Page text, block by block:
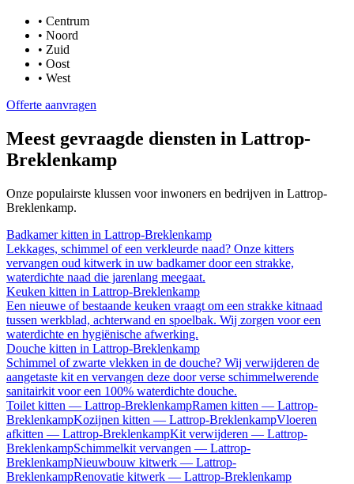
• Centrum
• Noord
• Zuid
• Oost
• West
Offerte aanvragen
Meest gevraagde diensten in Lattrop-
Breklenkamp
Onze populairste klussen voor inwoners en bedrijven in Lattrop-
Breklenkamp.
Badkamer kitten in Lattrop-Breklenkamp
Lekkages, schimmel of een verkleurde naad? Onze kitters
vervangen oud kitwerk in uw badkamer door een strakke,
waterdichte naad die jarenlang meegaat.
Keuken kitten in Lattrop-Breklenkamp
Een nieuwe of bestaande keuken vraagt om een strakke kitnaad
tussen werkblad, achterwand en spoelbak. Wij zorgen voor een
waterdichte en hygiënische afwerking.
Douche kitten in Lattrop-Breklenkamp
Schimmel of zwarte vlekken in de douche? Wij verwijderen de
aangetaste kit en vervangen deze door verse schimmelwerende
sanitairkit voor een 100% waterdichte douche.
Toilet kitten — Lattrop-BreklenkampRamen kitten — Lattrop-
BreklenkampKozijnen kitten — Lattrop-BreklenkampVloeren
afkitten — Lattrop-BreklenkampKit verwijderen — Lattrop-
BreklenkampSchimmelkit vervangen — Lattrop-
BreklenkampNieuwbouw kitwerk — Lattrop-
BreklenkampRenovatie kitwerk — Lattrop-Breklenkamp